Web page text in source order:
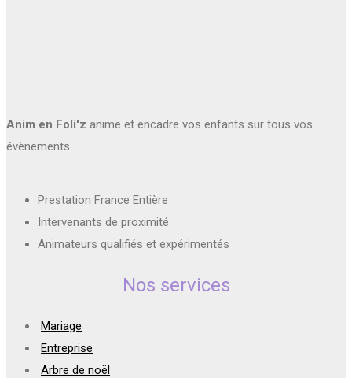
Anim en Foli'z anime et encadre vos enfants sur tous vos
évènements.
Prestation France Entière
Intervenants de proximité
Animateurs qualifiés et expérimentés
Nos services
Mariage
Entreprise
Arbre de noël